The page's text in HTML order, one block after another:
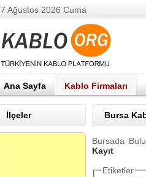
7 Ağustos 2026 Cuma
Ana Sayfa Kablo Firmaları
İlçeler Bursa
Bursada
Kayıt
Etiketler